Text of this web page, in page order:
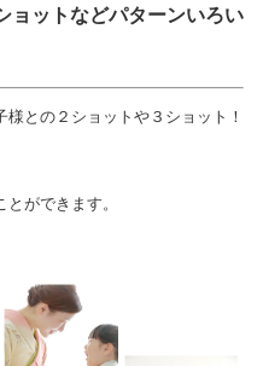
ョットなどパターンいろい
との２ショットや３ショット！
ができます。